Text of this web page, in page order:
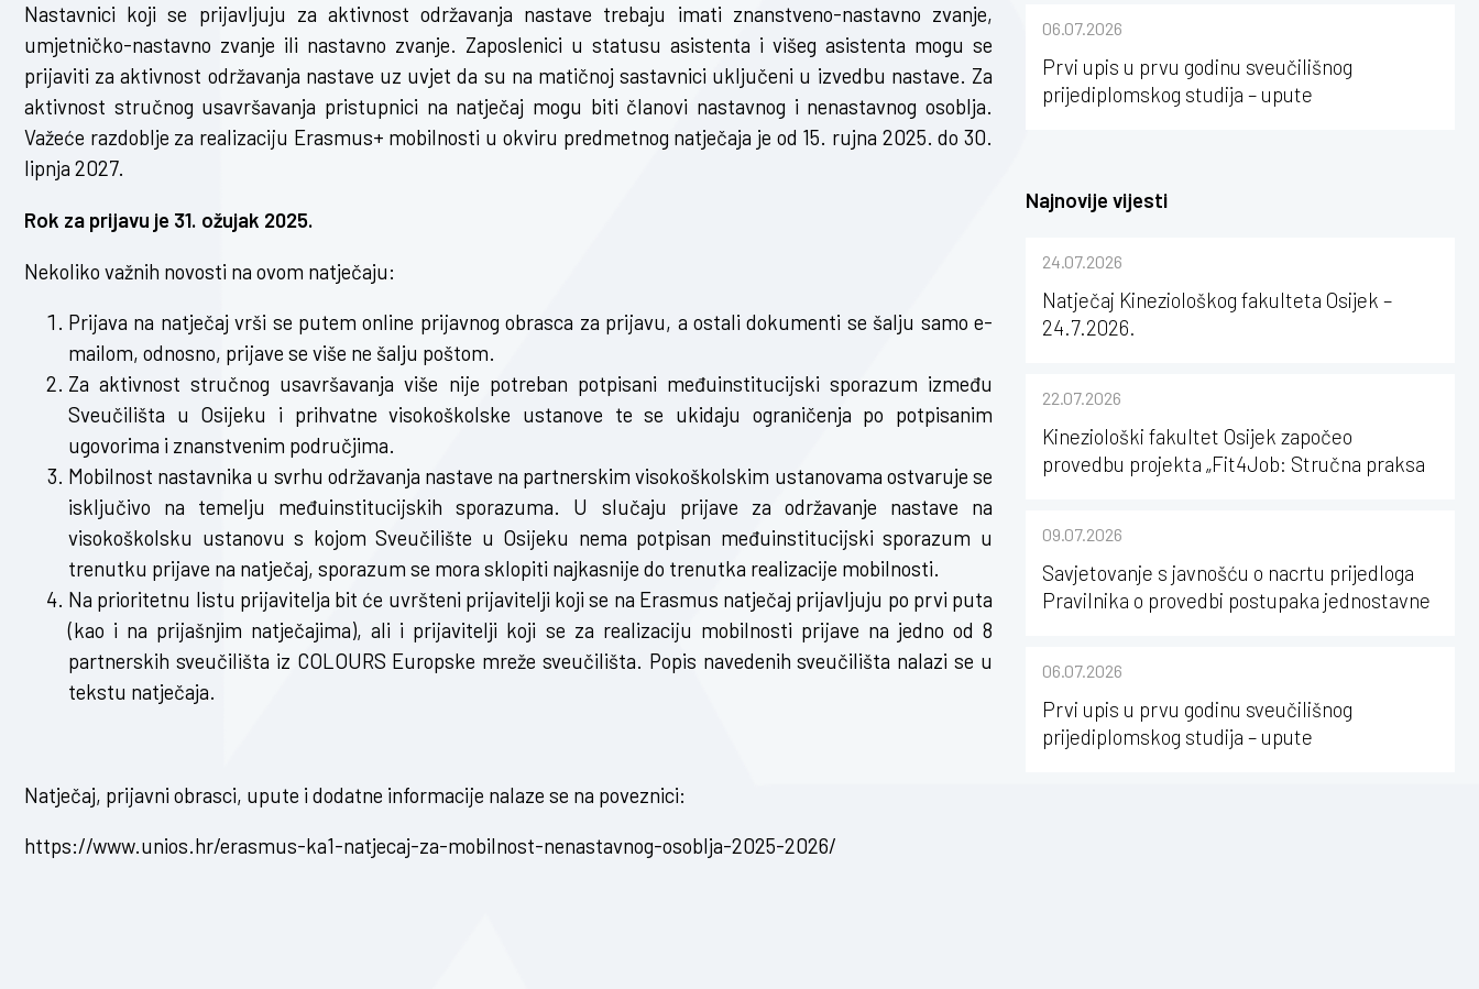
Nastavnici koji se prijavljuju za aktivnost održavanja nastave trebaju imati znanstveno-nastavno zvanje,
umjetničko-nastavno zvanje ili nastavno zvanje. Zaposlenici u statusu asistenta i višeg asistenta mogu se
prijaviti za aktivnost održavanja nastave uz uvjet da su na matičnoj sastavnici uključeni u izvedbu nastave. Za
aktivnost stručnog usavršavanja pristupnici na natječaj mogu biti članovi nastavnog i nenastavnog osoblja.
Važeće razdoblje za realizaciju Erasmus+ mobilnosti u okviru predmetnog natječaja je od 15. rujna 2025. do 30.
lipnja 2027.
Rok za prijavu je 31. ožujak 2025.
Nekoliko važnih novosti na ovom natječaju:
Prijava na natječaj vrši se putem online prijavnog obrasca za prijavu, a ostali dokumenti se šalju samo e-
mailom, odnosno, prijave se više ne šalju poštom.
Za aktivnost stručnog usavršavanja više nije potreban potpisani međuinstitucijski sporazum između
Sveučilišta u Osijeku i prihvatne visokoškolske ustanove te se ukidaju ograničenja po potpisanim
ugovorima i znanstvenim područjima.
Mobilnost nastavnika u svrhu održavanja nastave na partnerskim visokoškolskim ustanovama ostvaruje se
isključivo na temelju međuinstitucijskih sporazuma. U slučaju prijave za održavanje nastave na
visokoškolsku ustanovu s kojom Sveučilište u Osijeku nema potpisan međuinstitucijski sporazum u
trenutku prijave na natječaj, sporazum se mora sklopiti najkasnije do trenutka realizacije mobilnosti.
Na prioritetnu listu prijavitelja bit će uvršteni prijavitelji koji se na Erasmus natječaj prijavljuju po prvi puta
(kao i na prijašnjim natječajima), ali i prijavitelji koji se za realizaciju mobilnosti prijave na jedno od 8
partnerskih sveučilišta iz COLOURS Europske mreže sveučilišta. Popis navedenih sveučilišta nalazi se u
tekstu natječaja.
Natječaj, prijavni obrasci, upute i dodatne informacije nalaze se na poveznici:
https://www.unios.hr/erasmus-ka1-natjecaj-za-mobilnost-nenastavnog-osoblja-2025-2026/
Strossmayera u Osijeku
06.07.2026
Prvi upis u prvu godinu sveučilišnog
prijediplomskog studija – upute
Najnovije vijesti
24.07.2026
Natječaj Kineziološkog fakulteta Osijek –
24.7.2026.
22.07.2026
Kineziološki fakultet Osijek započeo
provedbu projekta „Fit4Job: Stručna praksa
09.07.2026
Savjetovanje s javnošću o nacrtu prijedloga
Pravilnika o provedbi postupaka jednostavne
Strossmayera u Osijeku
06.07.2026
Prvi upis u prvu godinu sveučilišnog
prijediplomskog studija – upute